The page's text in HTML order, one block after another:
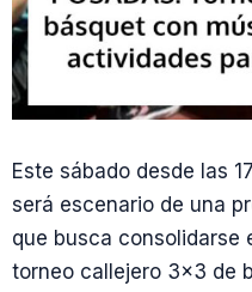
Este sábado desde las
será escenario de una
que busca consolidarse
torneo callejero 3×3 de